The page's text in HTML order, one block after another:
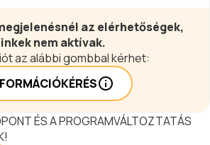
az elérhetőségek,
nem aktívak.
az alábbi gombbal kérhet:
ÉS A PROGRAMVÁLTOZTATÁS